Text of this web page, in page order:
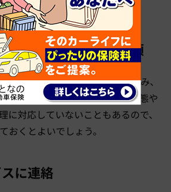
スタンド等に修理依頼
ンドやカー用品店などに駆け込み、
るのも手です。ただし、傷の状態や
に対応していないこともあるので、
おくとよいでしょう。
に連絡